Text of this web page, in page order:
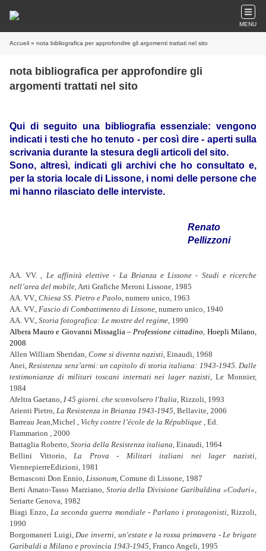
MENU
Accueil » nota bibliografica per approfondire gli argomenti trattati nel sito
nota bibliografica per approfondire gli
argomenti trattati nel sito
Qui di seguito una bibliografia essenziale: vengono
indicati i testi che ho tenuto - per così dire - aperti sulla
scrivania durante la stesura degli articoli del sito.
Sono, altresì, indicati gli archivi che ho consultato e,
per la storia locale di Lissone, i nomi delle persone che
mi hanno rilasciato delle interviste.
Renato
Pellizzoni
AA. VV. , Le affinità elettive - La Brianza e Lissone - Studi e ricerche
nell’area del mobile,Arti Grafiche Meroni Lissone, 1985
AA. VV., Chiesa SS. Pietro e Paolo, numero unico, 1963
AA. VV., Fascio di Combattimento di Lissone, numero unico, 1940
AA. VV., Storia fotografica: Le mostre del regime, 1990
Albera Mauro e Giovanni Missaglia –Professione cittadino, Hoepli Milano,
2008
Allen William Sheridan, Come si diventa nazisti, Einaudi, 1968
Anei,Resistenza senz’armi: un capitolo di storia italiana: 1943-1945. Dalle
testimonianze di militari toscani internati nei lager nazisti, Le Monnier,
1984
Afeltra Gaetano, I 45 giorni. che sconvolsero l'Italia, Rizzoli, 1993
Arienti Pietro, La Resistenza in Brianza 1943-1945, Bellavite, 2006
Barreau Jean,Michel , Vichy contre l’école de la République , Ed.
Flammarion , 2000
Battaglia Roberto, Storia della Resistenza italiana, Einaudi, 1964
Bellini Vittorio,La Prova - Militari italiani nei lager nazisti,
ViennepierreEdizioni, 1981
Bernasconi Don Ennio, Lissonum, Comune di Lissone, 1987
Berti Amato-Tasso Marziano, Storia della Divisione Garibaldina «Coduri»,
Seriarte Genova, 1982
Biagi Enzo,La seconda guerra mondiale - Parlano i protagonisti, Rizzoli,
1990
Borgomaneri Luigi,Due inverni, un'estate e la rossa primavera -Le brigate
Garibaldi a Milano e provincia 1943-1945, Franco Angeli, 1995